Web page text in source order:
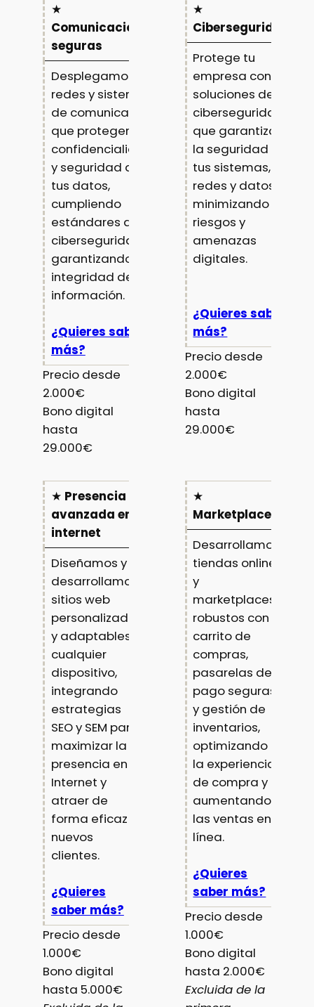
★
Comunicaciones
seguras
Desplegamos
redes y sistemas
de comunicación
que protegen la
confidencialidad
y seguridad de
tus datos,
cumpliendo
estándares de
ciberseguridad y
garantizando
integridad de la
información.
¿Quieres saber
más?
Precio desde
2.000€
Bono digital
hasta
29.000€
★
Ciberseguridad
Protege tu
empresa con
soluciones de
ciberseguridad
que garantizan
la seguridad de
tus sistemas,
redes y datos,
minimizando
riesgos y
amenazas
digitales.
¿Quieres saber
más?
Precio desde
2.000€
Bono digital
hasta
29.000€
★ Presencia
avanzada en
internet
Diseñamos y
desarrollamos
sitios web
personalizados
y adaptables a
cualquier
dispositivo,
integrando
estrategias
SEO y SEM para
maximizar la
presencia en
Internet y
atraer de
forma eficaz a
nuevos
clientes.
¿Quieres
saber más?
Precio desde
1.000€
Bono digital
hasta 5.000€
★
Marketplace
Desarrollamos
tiendas online
y
marketplaces
robustos con
carrito de
compras,
pasarelas de
pago seguras
y gestión de
inventarios,
optimizando
la experiencia
de compra y
aumentando
las ventas en
línea.
¿Quieres
saber más?
Precio desde
1.000€
Bono digital
hasta 2.000€
Excluida de la